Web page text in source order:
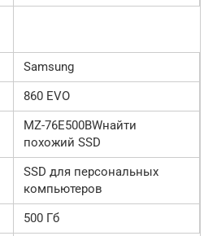
Samsung
860 EVO
MZ-76E500BWнайти
похожий SSD
SSD для персональных
компьютеров
500 Гб